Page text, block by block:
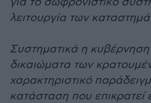
λειτουργία των
Συστηματικά η
δικαιώματα των
χαρακτηριστικό
κατάσταση που